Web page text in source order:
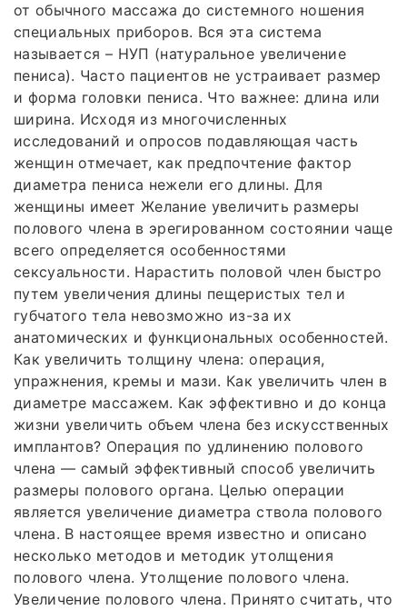
от обычного массажа до системного ношения
специальных приборов. Вся эта система
называется – НУП (натуральное увеличение
пениса). Часто пациентов не устраивает размер
и форма головки пениса. Что важнее: длина или
ширина. Исходя из многочисленных
исследований и опросов подавляющая часть
женщин отмечает, как предпочтение фактор
диаметра пениса нежели его длины. Для
женщины имеет Желание увеличить размеры
полового члена в эрегированном состоянии чаще
всего определяется особенностями
сексуальности. Нарастить половой член быстро
путем увеличения длины пещеристых тел и
губчатого тела невозможно из-за их
анатомических и функциональных особенностей.
Как увеличить толщину члена: операция,
упражнения, кремы и мази. Как увеличить член в
диаметре массажем. Как эффективно и до конца
жизни увеличить объем члена без искусственных
имплантов? Операция по удлинению полового
члена — самый эффективный способ увеличить
размеры полового органа. Целью операции
является увеличение диаметра ствола полового
члена. В настоящее время известно и описано
несколько методов и методик утолщения
полового члена. Утолщение полового члена.
Увеличение полового члена. Принято считать, что